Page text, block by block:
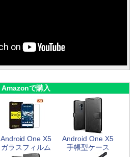
Amazonで購入
Android One X5
ガラスフィルム
Android One X5
手帳型ケース